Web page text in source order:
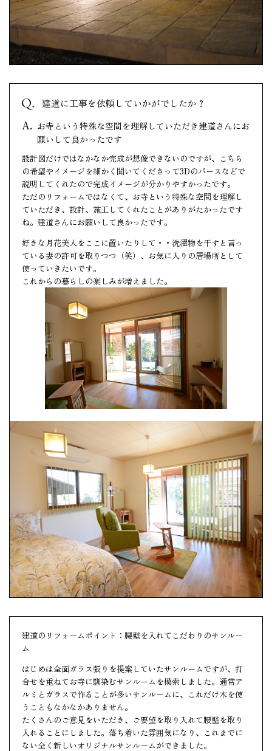
建道に工事を依頼していかがでしたか？
お寺という特殊な空間を理解していただき建道さんにお
願いして良かったです
設計図だけではなかなか完成が想像できないのですが、こちら
の希望やイメージを細かく聞いてくださって3Dのパースなどで
説明してくれたので完成イメージが分かりやすかったです。
ただのリフォームではなくて、お寺という特殊な空間を理解し
ていただき、設計、施工してくれたことがありがたかったです
ね。建道さんにお願いして良かったです。
好きな月花美人をここに置いたりして・・洗濯物を干すと言っ
ている妻の許可を取りつつ（笑）、お気に入りの居場所として
使っていきたいです。
これからの暮らしの楽しみが増えました。
建道のリフォームポイント：腰壁を入れてこだわりのサンルー
ム
はじめは全面ガラス張りを提案していたサンルームですが、打
合せを重ねてお寺に馴染むサンルームを模索しました。通常ア
ルミとガラスで作ることが多いサンルームに、これだけ木を使
うこともなかなかありません。
たくさんのご意見をいただき、ご要望を取り入れて腰壁を取り
入れることにしました。落ち着いた雰囲気になり、これまでに
ない全く新しいオリジナルサンルームができました。